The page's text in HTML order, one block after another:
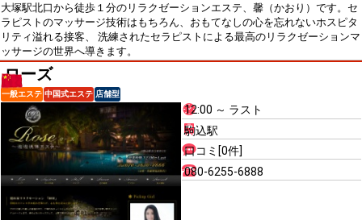
大塚駅北口から徒歩１分のリラクゼーションエステ、馨（かおり）です。セ
ラピストのマッサージ技術はもちろん、おもてなしの心を忘れないホスピタ
リティ溢れる接客、 洗練されたセラピストによる最高のリラクゼーションマ
ッサージの世界へ導きます。
ローズ
一般エステ 中国式エステ 店舗型
12:00 ～ ラスト
駒込駅
口コミ[0件]
080-6255-6888